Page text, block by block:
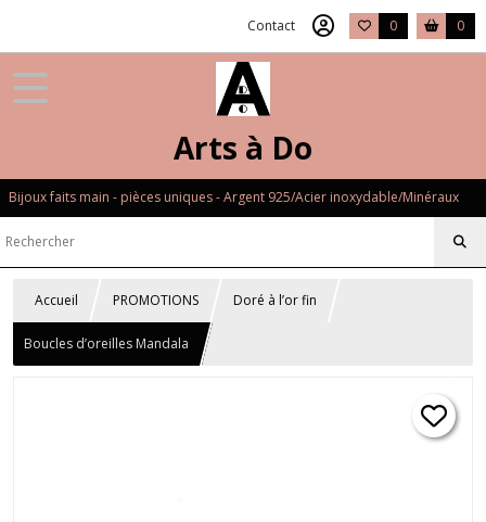
Contact 0 0
Arts à Do
Bijoux faits main - pièces uniques - Argent 925/Acier inoxydable/Minéraux
Accueil PROMOTIONS Doré à l’or fin
Boucles d’oreilles Mandala